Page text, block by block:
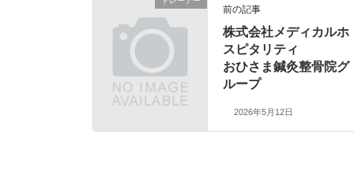
前の記事
株式会社メディカルホ
スピタリティ
おひさま鍼灸整骨院グ
ループ
2026年5月12日